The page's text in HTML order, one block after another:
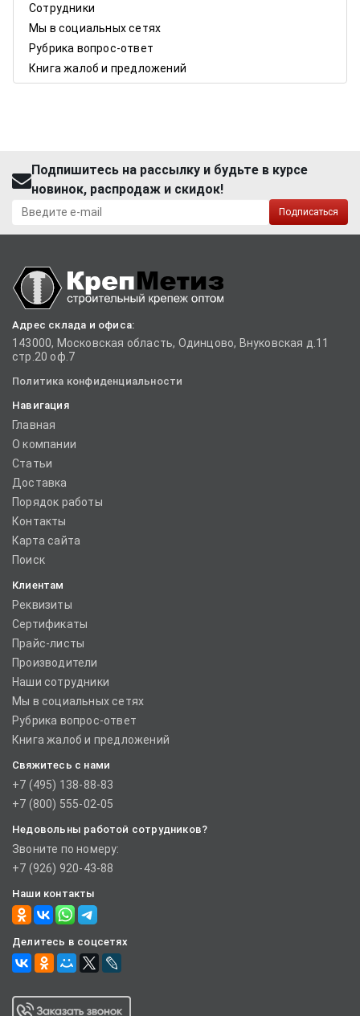
Сотрудники
Мы в социальных сетях
Рубрика вопрос-ответ
Книга жалоб и предложений
Подпишитесь на рассылку и будьте в курсе
новинок, распродаж и скидок!
Подписаться
Адрес склада и офиса:
143000, Московская область, Одинцово, Внуковская д.11
стр.20 оф.7
Политика конфиденциальности
Навигация
Главная
О компании
Статьи
Доставка
Порядок работы
Контакты
Карта сайта
Поиск
Клиентам
Реквизиты
Сертификаты
Прайс-листы
Производители
Наши сотрудники
Мы в социальных сетях
Рубрика вопрос-ответ
Книга жалоб и предложений
Свяжитесь с нами
+7 (495) 138-88-83
+7 (800) 555-02-05
Недовольны работой сотрудников?
Звоните по номеру:
+7 (926) 920-43-88
Наши контакты
Делитесь в соцсетях